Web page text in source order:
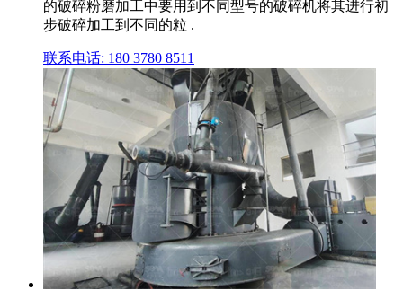
的破碎粉磨加工中要用到不同型号的破碎机将其进行初
步破碎加工到不同的粒 .
联系电话: 180 3780 8511